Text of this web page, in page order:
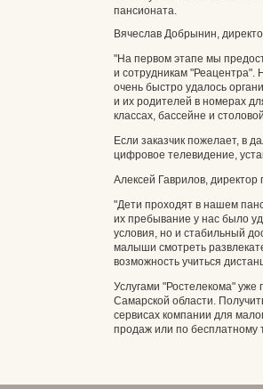
пансионата.
Вячеслав Добрынин,
"На первом этапе мы
и сотрудникам "Реацентра".
очень быстро удалось
и их родителей в номерах
классах, бассейне и
Если заказчик пожелает, в
цифровое телевидение,
Алексей Гаврилов,
"Дети проходят в нашем
их пребывание у нас было
условия, но и стабильный
малыши смотреть
возможность учиться
Услугами "Ростелекома"
Самарской области.
сервисах компании для
продаж или по бесплатному